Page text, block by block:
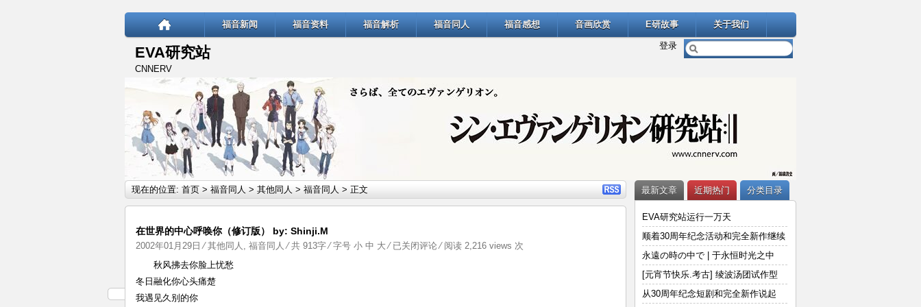
福音新闻 福音资料 福音解析 福音同人 福音感想 音画欣赏 E研故事 关于我们
登录
EVA研究站
CNNERV
现在的位置: 首页 > 福音同人 > 其他同人 > 福音同人 > 正文
在世界的中心呼唤你（修订版） by: Shinji.M
2002年01月29日 ⁄其他同人 , 福音同人 ⁄ 共 913字 ⁄ 字号 小 中 大 ⁄ 在
已关闭评论⁄ 阅读 2,216 views 次
秋风拂去你脸上忧愁
冬日融化你心头痛楚
我遇见久别的你
最新文章 近期热门 分类目录
EVA研究站运行一万天
顺着30周年纪念活动和完全新作继续
说
永遠の時の中で | 于永恒时光之中
[元宵节快乐.考古] 绫波汤团试作型
从30周年纪念短剧和完全新作说起